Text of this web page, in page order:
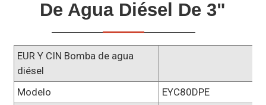
De Agua Diésel De 3"
EUR Y CIN Bomba de agua
diésel
Modelo
EYC80DPE